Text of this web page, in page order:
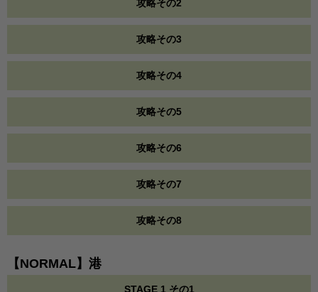
攻略その2
攻略その3
攻略その4
攻略その5
攻略その6
攻略その7
攻略その8
【NORMAL】港
STAGE 1 その1